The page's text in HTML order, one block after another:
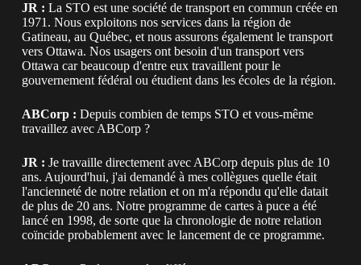
JR : La STO est une société de transport en commun créée en
1971. Nous exploitons nos services dans la région de
Gatineau, au Québec, et nous assurons également le transport
vers Ottawa. Nos usagers ont besoin d'un transport vers
Ottawa car beaucoup d'entre eux travaillent pour le
gouvernement fédéral ou étudient dans les écoles de la région.
ABCorp : Depuis combien de temps STO et vous-même
travaillez avec ABCorp ?
JR : Je travaille directement avec ABCorp depuis plus de 10
ans. Aujourd'hui, j'ai demandé à mes collègues quelle était
l'ancienneté de notre relation et on m'a répondu qu'elle datait
de plus de 20 ans. Notre programme de cartes à puce a été
lancé en 1998, de sorte que la chronologie de notre relation
coïncide probablement avec le lancement de ce programme.